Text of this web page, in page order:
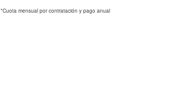
*Cuota mensual por contratación y pago anual